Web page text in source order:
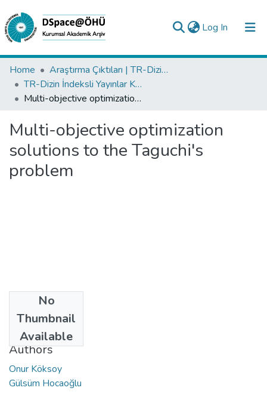
Log In (current)
Collections
All of DSpace
Analyze
Request/Question
Home
Araştırma Çıktıları | TR-Dizin | WoS | Scopus | PubMed
TR-Dizin İndeksli Yayınlar Koleksiyonu
Multi-objective optimization solutions to the Taguchi's problem
Multi-objective optimization
solutions to the Taguchi's
problem
No
Thumbnail
Available
2005
Authors
Onur Köksoy
Gülsüm Hocaoğlu